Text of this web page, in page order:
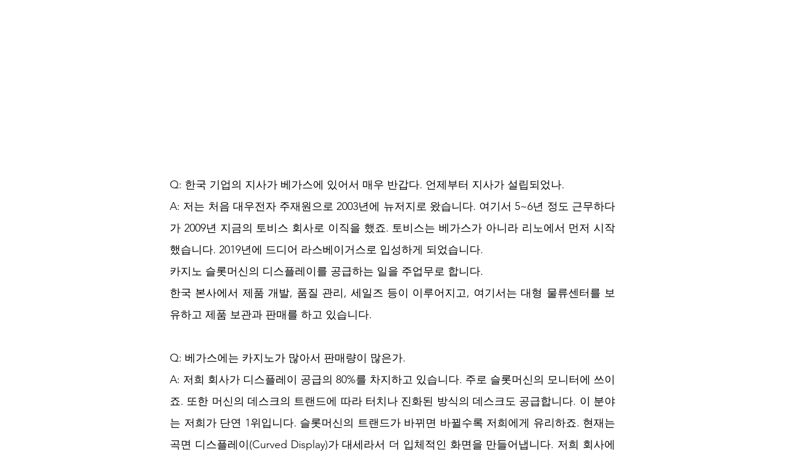
Q: 한국 기업의 지사가 베가스에 있어서 매우 반갑다. 언제부터 지사가 설립되었나.
A: 저는 처음 대우전자 주재원으로 2003년에 뉴저지로 왔습니다. 여기서 5~6년 정도 근무하다
가 2009년 지금의 토비스 회사로 이직을 했죠. 토비스는 베가스가 아니라 리노에서 먼저 시작
했습니다. 2019년에 드디어 라스베이거스로 입성하게 되었습니다.
카지노 슬롯머신의 디스플레이를 공급하는 일을 주업무로 합니다.
한국 본사에서 제품 개발, 품질 관리, 세일즈 등이 이루어지고, 여기서는 대형 물류센터를 보
유하고 제품 보관과 판매를 하고 있습니다.
Q: 베가스에는 카지노가 많아서 판매량이 많은가.
A: 저희 회사가 디스플레이 공급의 80%를 차지하고 있습니다. 주로 슬롯머신의 모니터에 쓰이
죠. 또한 머신의 데스크의 트랜드에 따라 터치나 진화된 방식의 데스크도 공급합니다. 이 분야
는 저희가 단연 1위입니다. 슬롯머신의 트랜드가 바뀌면 바뀔수록 저희에게 유리하죠. 현재는
곡면 디스플레이(Curved Display)가 대세라서 더 입체적인 화면을 만들어냅니다. 저희 회사에